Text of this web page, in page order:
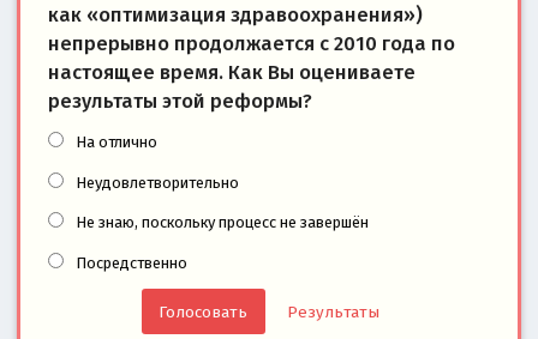
как «оптимизация здравоохранения»)
непрерывно продолжается с 2010 года по
настоящее время. Как Вы оцениваете
результаты этой реформы?
На отлично
Неудовлетворительно
Не знаю, поскольку процесс не завершён
Посредственно
Результаты